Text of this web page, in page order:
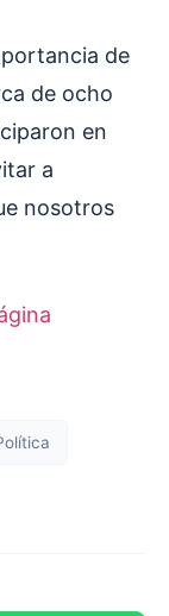
de
de ocho
en
a
nosotros